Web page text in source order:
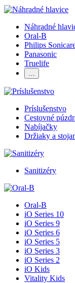
Náhradné
Oral-B
Philips
Panasonic
Truelife
…
Príslušenstvo
Cestovné
Nabíjačky
Držiaky a
Sanitizéry
Oral-B
iO Series 10
iO Series 9
iO Series 6
iO Series 5
iO Series 3
iO Series 2
iO Kids
Vitality Kids